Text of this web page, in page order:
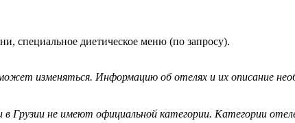
специальное диетическое меню (по запросу).
изменяться. Информацию об отелях и их описание
не имеют официальной категории. Категории